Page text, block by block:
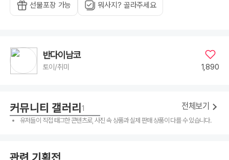
선물포장 가능 뭐사지? 골라주세요
반다이남코
토이/취미 1,890
커뮤니티 갤러리 1 전체보기
5
3
유저들이 직접 태그한 콘텐츠로, 사진 속 상품과 실제 판매 상품이 다를 수 있습니다.